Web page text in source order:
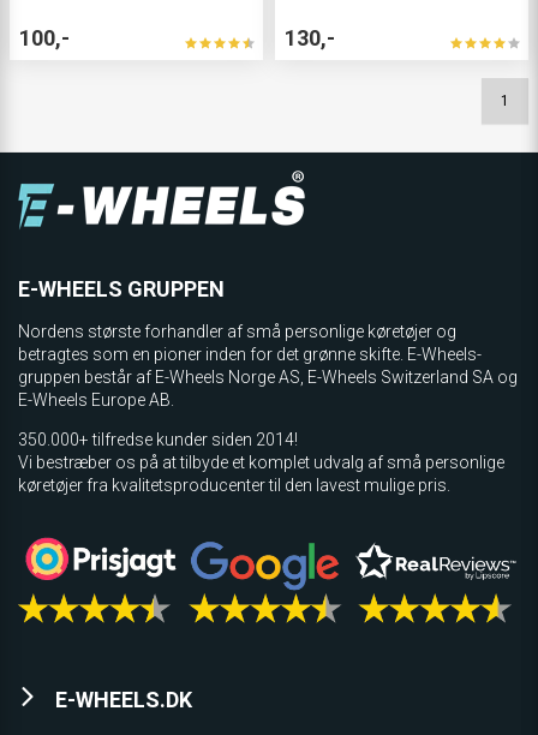
100,- 130,-
1
E-WHEELS GRUPPEN
Nordens største forhandler af små personlige køretøjer og
betragtes som en pioner inden for det grønne skifte. E-Wheels-
gruppen består af E-Wheels Norge AS, E­-Wheels Switzerland SA og
E-Wheels Europe AB.
350.000+ tilfredse kunder siden 2014!
Vi bestræber os på at tilbyde et komplet udvalg af små personlige
køretøjer fra kvalitetsproducenter til den lavest mulige pris.
E-WHEELS.DK